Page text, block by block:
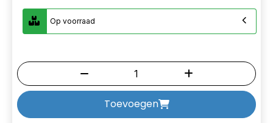
Op voorraad
Toevoegen